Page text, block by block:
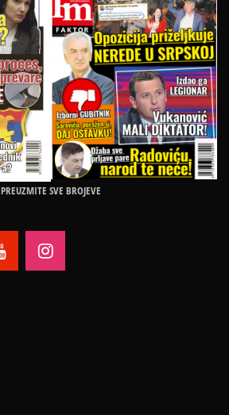
PREUZMITE SVE BROJEVE